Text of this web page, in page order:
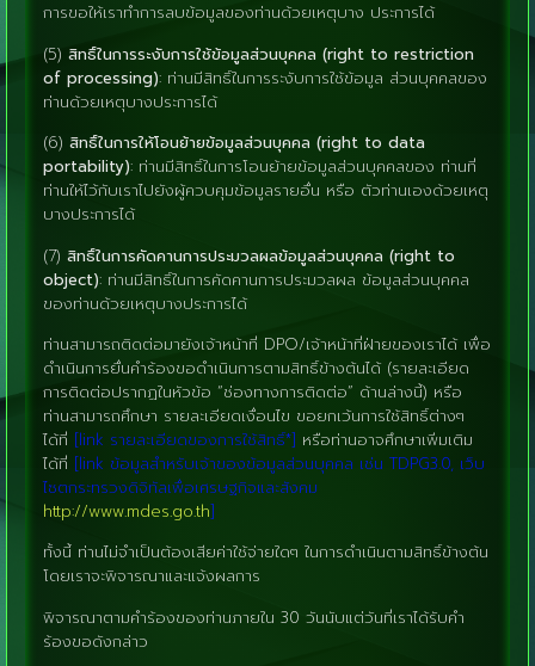
การขอให้เราทำการลบข้อมูลของท่านด้วยเหตุบาง ประการได้
(5) สิทธิ์ในการระงับการใช้ข้อมูลส่วนบุคคล (right to restriction
of processing): ท่านมีสิทธิ์ในการระงับการใช้ข้อมูล ส่วนบุคคลของ
ท่านด้วยเหตุบางประการได้
(6) สิทธิ์ในการให้โอนย้ายข้อมูลส่วนบุคคล (right to data
portability): ท่านมีสิทธิ์ในการโอนย้ายข้อมูลส่วนบุคคลของ ท่านที่
ท่านให้ไว้กับเราไปยังผู้ควบคุมข้อมูลรายอื่น หรือ ตัวท่านเองด้วยเหตุ
บางประการได้
(7) สิทธิ์ในการคัดคานการประมวลผลข้อมูลส่วนบุคคล (right to
object): ท่านมีสิทธิ์ในการคัดคานการประมวลผล ข้อมูลส่วนบุคคล
ของท่านด้วยเหตุบางประการได้
ท่านสามารถติดต่อมายังเจ้าหน้าที่ DPO/เจ้าหน้าที่ฝ่ายของเราได้ เพื่อ
ดำเนินการยื่นคำร้องขอดำเนินการตามสิทธิ์ข้างต้นได้ (รายละเอียด
การติดต่อปรากฏในหัวข้อ “ช่องทางการติดต่อ” ด้านล่างนี้) หรือ
ท่านสามารถศึกษา รายละเอียดเงื่อนไข ขอยกเว้นการใช้สิทธิ์ต่างๆ
ได้ที่ [link รายละเอียดของการใช้สิทธิ์*] หรือท่านอาจศึกษาเพิ่มเติม
ได้ที่ [link ข้อมูลสำหรับเจ้าของข้อมูลส่วนบุคคล เช่น TDPG3.0, เว็บ
ไซตกระทรวงดิจิทัลเพื่อเศรษฐกิจและสังคม
http://www.mdes.go.th]
ทั้งนี้ ท่านไม่จำเป็นต้องเสียค่าใช้จ่ายใดๆ ในการดำเนินตามสิทธิ์ข้างต้น
โดยเราจะพิจารณาและแจ้งผลการ
พิจารณาตามคำร้องของท่านภายใน 30 วันนับแต่วันที่เราได้รับคำ
ร้องขอดังกล่าว